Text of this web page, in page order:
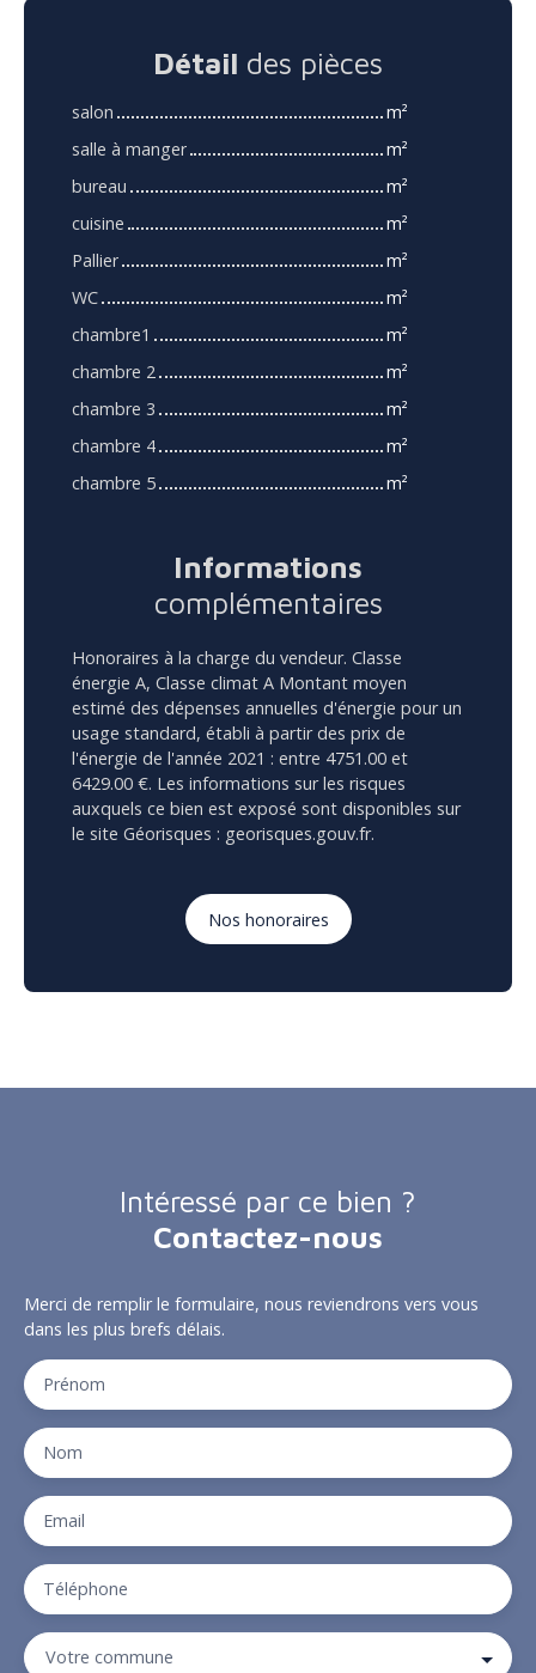
Détail des pièces
salon
m²
salle à manger
m²
bureau
m²
cuisine
m²
Pallier
m²
WC
m²
chambre1
m²
chambre 2
m²
chambre 3
m²
chambre 4
m²
chambre 5
m²
Informations
complémentaires
Honoraires à la charge du vendeur. Classe
énergie A, Classe climat A Montant moyen
estimé des dépenses annuelles d'énergie pour un
usage standard, établi à partir des prix de
l'énergie de l'année 2021 : entre 4751.00 et
6429.00 €. Les informations sur les risques
auxquels ce bien est exposé sont disponibles sur
le site Géorisques : georisques.gouv.fr.
Nos honoraires
Intéressé par ce bien ?
Contactez-nous
Merci de remplir le formulaire, nous reviendrons vers vous
dans les plus brefs délais.
Prénom
Nom
Email
Téléphone
Votre commune